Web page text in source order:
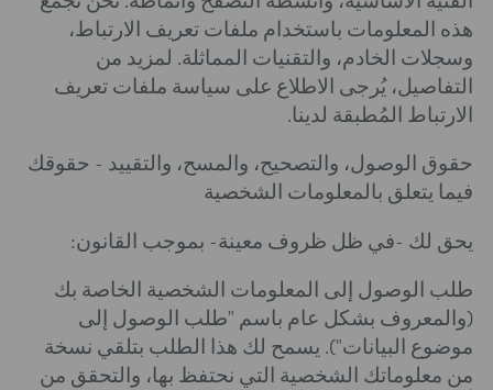
هذه المعلومات باستخدام ملفات تعريف الارتباط،
وسجلات الخادم، والتقنيات المماثلة. لمزيد من
التفاصيل، يُرجى الاطلاع على سياسة ملفات تعريف
الارتباط المُطبقة لدينا.
حقوق الوصول، والتصحيح، والمسح، والتقييد - حقوقك
فيما يتعلق بالمعلومات الشخصية
يحق لك -في ظل ظروف معينة- بموجب القانون:
طلب الوصول إلى المعلومات الشخصية الخاصة بك
(والمعروف بشكل عام باسم "طلب الوصول إلى
موضوع البيانات"). يسمح لك هذا الطلب بتلقي نسخة
من معلوماتك الشخصية التي نحتفظ بها، والتحقق من